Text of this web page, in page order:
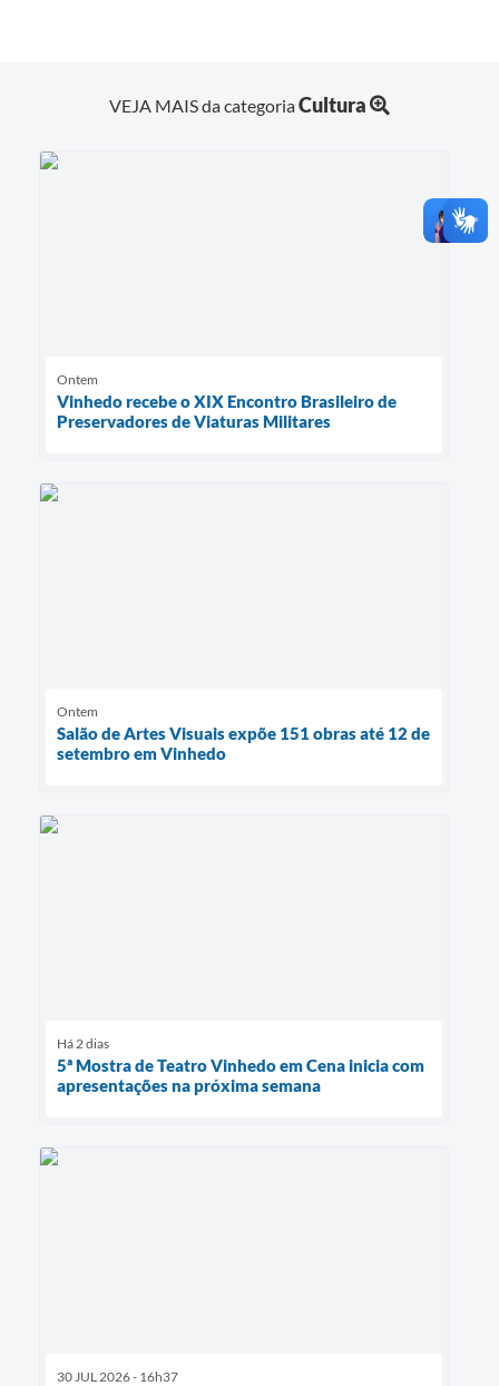
VEJA MAIS da categoriaCultura
Ontem
Vinhedo recebe o XIX Encontro Brasileiro de
Preservadores de Viaturas Militares
Ontem
Salão de Artes Visuais expõe 151 obras até 12 de
setembro em Vinhedo
Há 2 dias
5ª Mostra de Teatro Vinhedo em Cena inicia com
apresentações na próxima semana
30 JUL 2026 - 16h37